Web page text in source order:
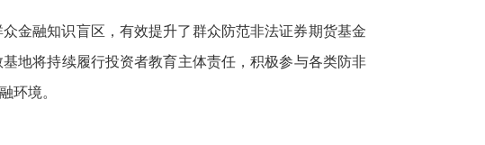
金融知识盲区，有效提升了群众防范非法证券期货基金
地将持续履行投资者教育主体责任，积极参与各类防非
环境。